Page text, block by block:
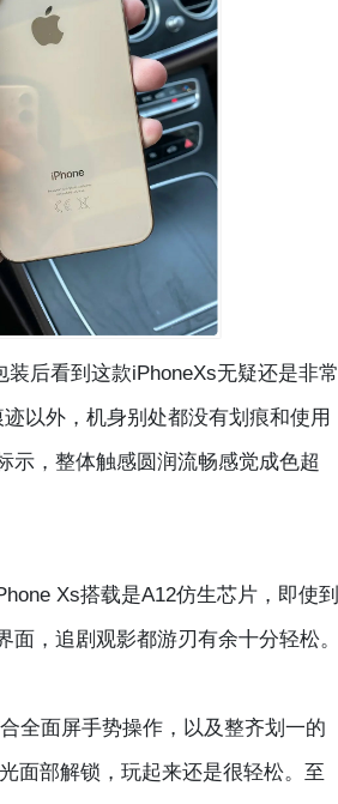
后看到这款iPhoneXs无疑还是非常
以外，机身别处都没有划痕和使用
示，整体触感圆润流畅感觉成色超
Xs搭载是A12仿生芯片，即使到
，追剧观影都游刃有余十分轻松。
面屏手势操作，以及整齐划一的
面部解锁，玩起来还是很轻松。至